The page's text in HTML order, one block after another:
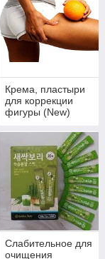
зависит от
действовать
показывают, что
результаты
в
в
врача.
Крема, пластыри
для коррекции
фигуры (New)
Слабительное для
очищения